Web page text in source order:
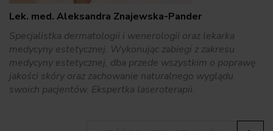
Lek. med. Aleksandra Znajewska-Pander
Specjalistka dermatologii i wenerologii oraz lekarka
medycyny estetycznej. Wykonując zabiegi z zakresu
medycyny estetycznej, dba przede wszystkim o poprawę
jakości skóry oraz zachowanie naturalnego wyglądu
swoich pacjentów. Ekspertka laseroterapii.